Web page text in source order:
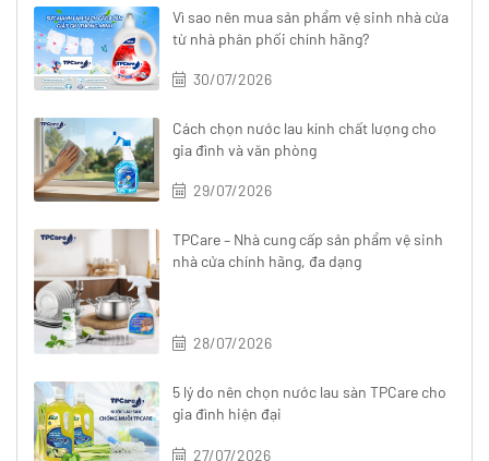
Vì sao nên mua sản phẩm vệ sinh nhà cửa
từ nhà phân phối chính hãng?
30/07/2026
Cách chọn nước lau kính chất lượng cho
gia đình và văn phòng
29/07/2026
TPCare – Nhà cung cấp sản phẩm vệ sinh
nhà cửa chính hãng, đa dạng
28/07/2026
5 lý do nên chọn nước lau sàn TPCare cho
gia đình hiện đại
27/07/2026